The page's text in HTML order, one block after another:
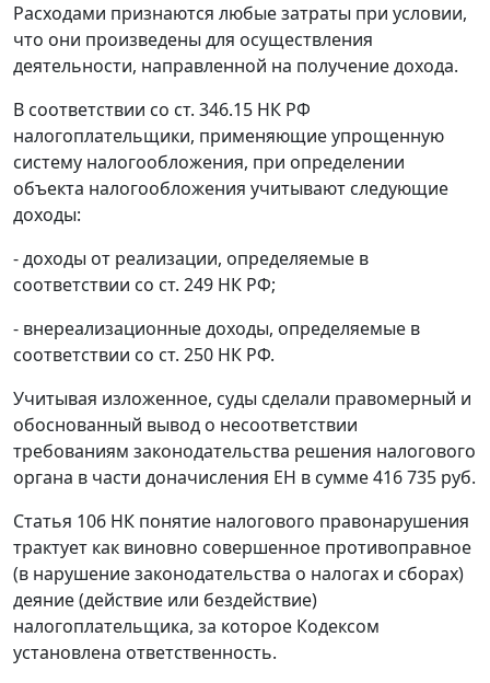
Расходами признаются любые затраты при условии,
что они произведены для осуществления
деятельности, направленной на получение дохода.
В соответствии со ст. 346.15 НК РФ
налогоплательщики, применяющие упрощенную
систему налогообложения, при определении
объекта налогообложения учитывают следующие
доходы:
- доходы от реализации, определяемые в
соответствии со ст. 249 НК РФ;
- внереализационные доходы, определяемые в
соответствии со ст. 250 НК РФ.
Учитывая изложенное, суды сделали правомерный и
обоснованный вывод о несоответствии
требованиям законодательства решения налогового
органа в части доначисления ЕН в сумме 416 735 руб.
Статья 106 НК понятие налогового правонарушения
трактует как виновно совершенное противоправное
(в нарушениезаконодательства о налогах и сборах)
деяние (действие или бездействие)
налогоплательщика, за которое Кодексом
установлена ответственность.